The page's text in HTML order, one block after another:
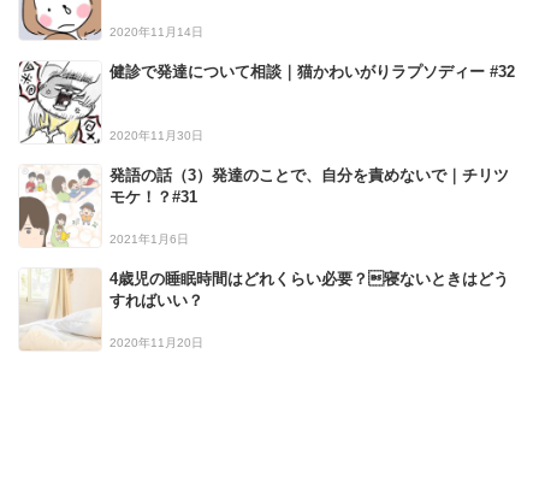
2020年11月14日
健診で発達について相談｜猫かわいがりラプソディー #32
2020年11月30日
発語の話（3）発達のことで、自分を責めないで｜チリツ
モケ！？#31
2021年1月6日
4歳児の睡眠時間はどれくらい必要？寝ないときはどう
すればいい？
2020年11月20日